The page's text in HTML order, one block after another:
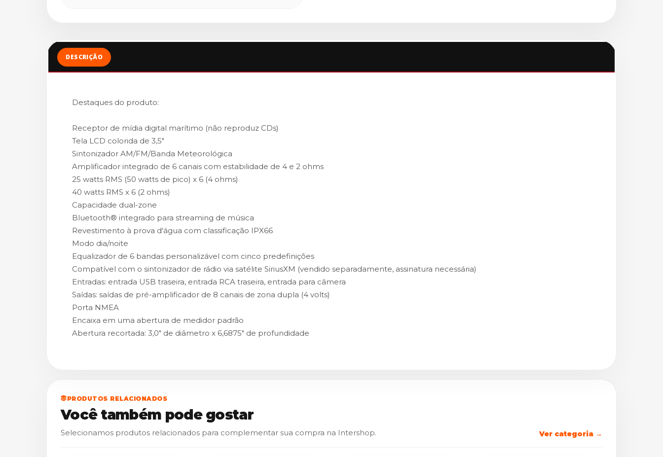
DESCRIÇÃO
Destaques do produto:
Receptor de mídia digital marítimo (não reproduz CDs)
Tela LCD colorida de 3,5"
Sintonizador AM/FM/Banda Meteorológica
Amplificador integrado de 6 canais com estabilidade de 4 e 2 ohms
25 watts RMS (50 watts de pico) x 6 (4 ohms)
40 watts RMS x 6 (2 ohms)
Capacidade dual-zone
Bluetooth® integrado para streaming de música
Revestimento à prova d'água com classificação IPX66
Modo dia/noite
Equalizador de 6 bandas personalizável com cinco predefinições
Compatível com o sintonizador de rádio via satélite SiriusXM (vendido separadamente, assinatura necessária)
Entradas: entrada USB traseira, entrada RCA traseira, entrada para câmera
Saídas: saídas de pré-amplificador de 8 canais de zona dupla (4 volts)
Porta NMEA
Encaixa em uma abertura de medidor padrão
Abertura recortada: 3,0" de diâmetro x 6,6875" de profundidade
PRODUTOS RELACIONADOS
Você também pode gostar
Selecionamos produtos relacionados para complementar sua compra na Intershop. Ver categoria →